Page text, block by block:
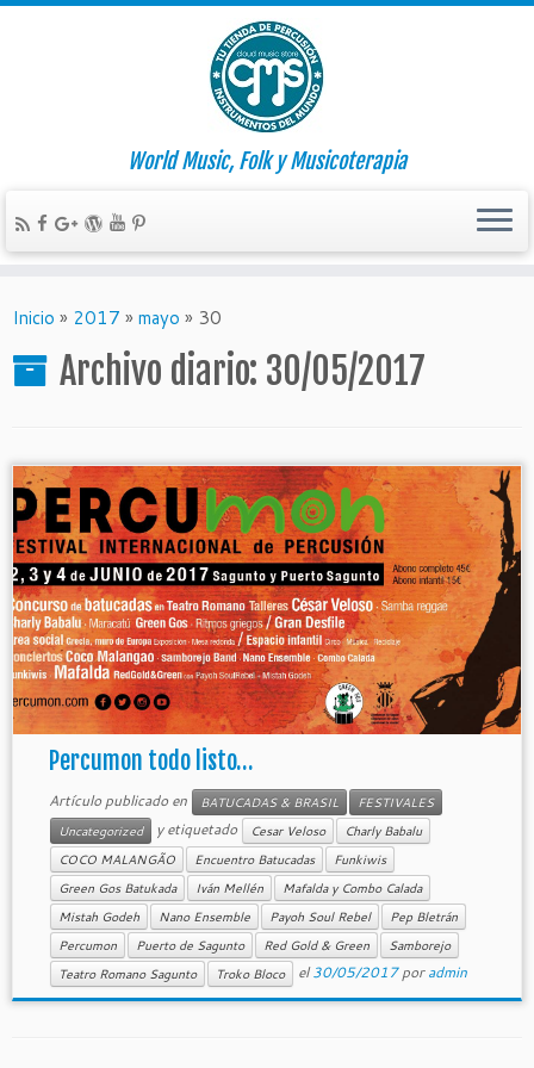
World Music, Folk y Musicoterapia
Inicio » 2017 » mayo » 30
Archivo diario: 30/05/2017
Percumon todo listo…
Artículo publicado en BATUCADAS & BRASIL
FESTIVALES
Uncategorized
y etiquetado Cesar Veloso
Charly Babalu
COCO MALANGÃO
Encuentro Batucadas
Funkiwis
Green Gos Batukada
Iván Mellén
Mafalda y Combo Calada
Mistah Godeh
Nano Ensemble Payoh Soul Rebel
Pep Bletrán
Percumon
Puerto de Sagunto Red Gold & Green
Samborejo
Teatro Romano Sagunto
Troko Bloco el30/05/2017 poradmin